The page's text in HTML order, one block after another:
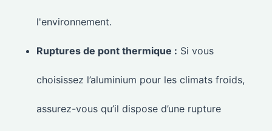
l'environnement.
Ruptures de pont thermique : Si vous
choisissez l’aluminium pour les climats froids,
assurez-vous qu’il dispose d’une rupture